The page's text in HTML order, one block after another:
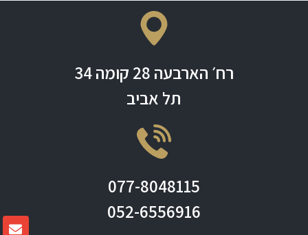
רח׳ הארבעה 28 קומה 34
תל אביב
077-8048115
052-6556916